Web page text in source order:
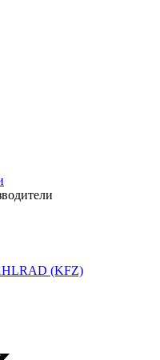
(KFZ)